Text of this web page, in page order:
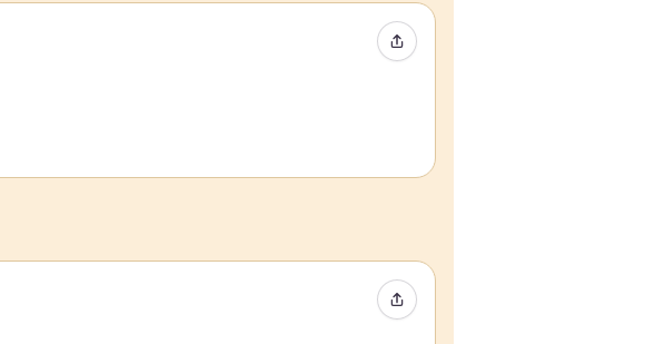
Event teilen
Event teilen